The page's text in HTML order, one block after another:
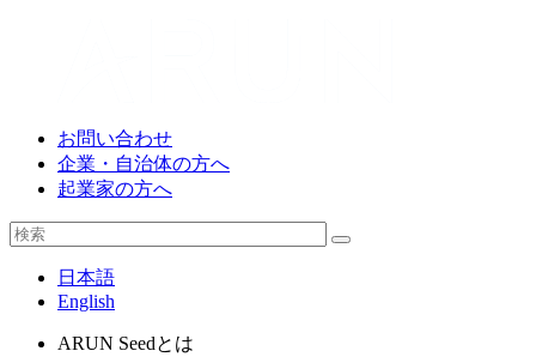
お問い合わせ
企業・自治体の方へ
起業家の方へ
日本語
English
ARUN Seedとは